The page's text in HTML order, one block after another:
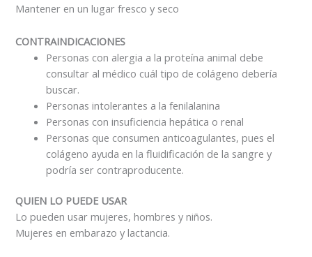
Mantener en un lugar fresco y seco
CONTRAINDICACIONES
Personas con alergia a la proteína animal debe
consultar al médico cuál tipo de colágeno debería
buscar.
Personas intolerantes a la fenilalanina
Personas con insuficiencia hepática o renal
Personas que consumen anticoagulantes, pues el
colágeno ayuda en la fluidificación de la sangre y
podría ser contraproducente.
QUIEN LO PUEDE USAR
Lo pueden usar mujeres, hombres y niños.
Mujeres en embarazo y lactancia.